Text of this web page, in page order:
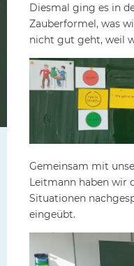
Diesmal ging es in
Zauberformel, was
nicht gut geht, weil
Gemeinsam mit
Leitmann haben wir
Situationen
eingeübt.